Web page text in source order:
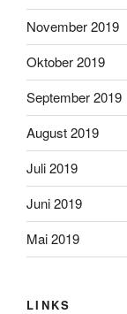
November 2019
Oktober 2019
September 2019
August 2019
Juli 2019
Juni 2019
Mai 2019
LINKS